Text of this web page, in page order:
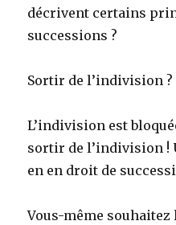
décrivent certains
successions ?
Sortir de l’indivision ?
L’indivision est
sortir de l’indivision !
en en droit de
Vous-même